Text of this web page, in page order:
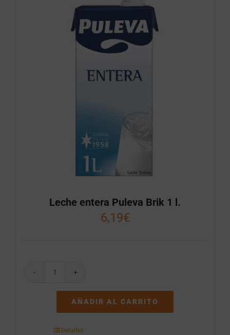
Leche entera Puleva Brik 1 l.
6,19€
Leche
Puleva
l.
AÑADIR AL CARRITO
Detalles